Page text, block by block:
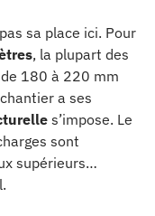
sa place ici. Pour
, la plupart des
180 à 220 mm
a ses
s’impose. Le
sont
supérieurs…